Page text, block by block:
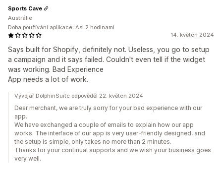
14. květen 2024
Says built for Shopify, definitely not. Useless, you go to setup
a campaign and it says failed. Couldn't even tell if the widget
was working. Bad Experience
App needs a lot of work.
Sports Cave
Austrálie
Doba používání aplikace: Asi 2 hodinami
Vývojář DolphinSuite odpověděl 22. květen 2024
Dear merchant, we are truly sorry for your bad experience with our
app.
We have exchanged a couple of emails to explain how our app
works. The interface of our app is very user-friendly designed, and
the setup is simple, only takes no more than 2 minutes.
Thanks for your continual supports and we wish your business goes
very well.